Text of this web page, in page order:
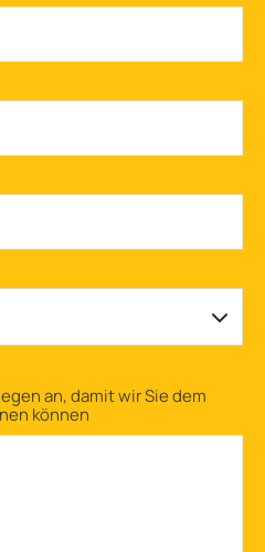
an, damit wir Sie dem
können